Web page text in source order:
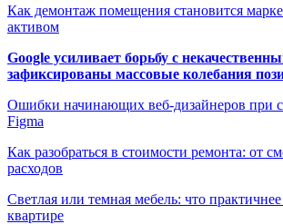
Как демонтаж помещения становится
активом
Google усиливает борьбу с
зафиксированы массовые колебания
Ошибки начинающих веб-дизайнеров при
Figma
Как разобраться в стоимости ремонта: от
расходов
Светлая или темная мебель: что
квартире